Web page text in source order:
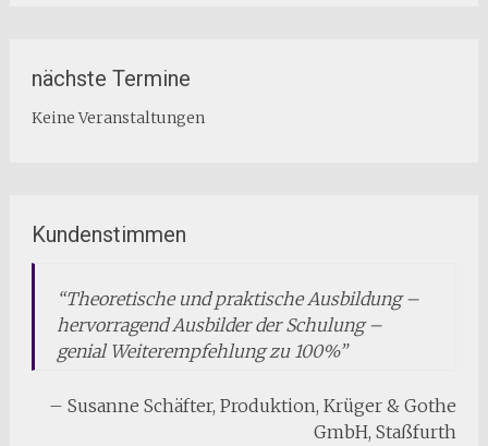
nächste Termine
Keine Veranstaltungen
Kundenstimmen
Theoretische und praktische Ausbildung –
hervorragend Ausbilder der Schulung –
genial Weiterempfehlung zu 100%
Susanne Schäfter Produktion Krüger & Gothe
GmbH Staßfurth